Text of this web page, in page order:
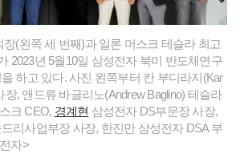
장(왼쪽 세 번째)과 일론 머스크 테슬라 최고
2023년 5월10일 삼성전자 북미 반도체연구
하고 있다. 사진 왼쪽부터 칸 부디라지(Kar
장, 앤드류 바글리노(Andrew Baglino) 테슬라
크 CEO, 경계현 삼성전자 DS부문장 사장,
리사업부장 사장, 한진만 삼성전자 DSA 부
자>